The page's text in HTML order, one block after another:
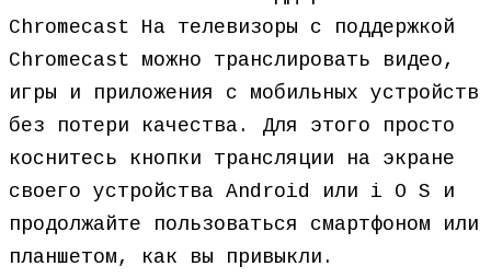
Chromecast На телевизоры с поддержкой
Chromecast можно транслировать видео,
игры и приложения с мобильных устройств
без потери качества. Для этого просто
коснитесь кнопки трансляции на экране
своего устройства Android или i O S и
продолжайте пользоваться смартфоном или
планшетом, как вы привыкли.